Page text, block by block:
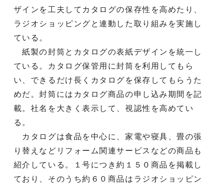
ザインを工夫してカタログの保存性を高めたり、
ラジオショッピングと連動した取り組みを実施し
ている。
紙製の封筒とカタログの表紙デザインを統一し
ている。カタログ保管用に封筒を利用してもら
い、できるだけ長くカタログを保存してもらうた
めだ。封筒にはカタログ商品の申し込み期間を記
載。社名を大きく表示して、視認性を高めてい
る。
カタログは食品を中心に、家電や寝具、畳の張
り替えなどリフォーム関連サービスなどの商品も
紹介している。１号につき約１５０商品を掲載し
ており、そのうち約６０商品はラジオショッピン